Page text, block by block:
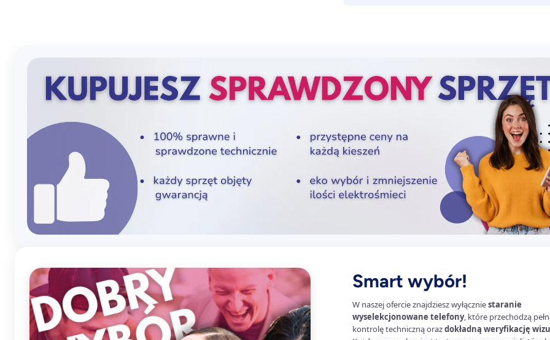
Smart wybór!
W naszej ofercie znajdziesz wyłączniestaranie
wyselekcjonowane telefony, które przechodzą
kontrolę techniczną orazdokładną weryfikację